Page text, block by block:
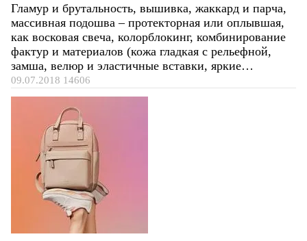
Гламур и брутальность, вышивка, жаккард и парча,
массивная подошва – протекторная или оплывшая,
как восковая свеча, колорблокинг, комбинирование
фактур и материалов (кожа гладкая с рельефной,
замша, велюр и эластичные вставки, яркие…
09.07.2018 14606